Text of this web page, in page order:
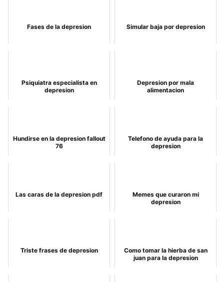
Fases de la depresion Simular baja por depresion
Psiquiatra especialista en
depresion
Depresion por mala
alimentacion
Hundirse en la depresion fallout
76
Telefono de ayuda para la
depresion
Las caras de la depresion pdf
Memes que curaron mi
depresion
Triste frases de depresion
Como tomar la hierba de san
juan para la depresion